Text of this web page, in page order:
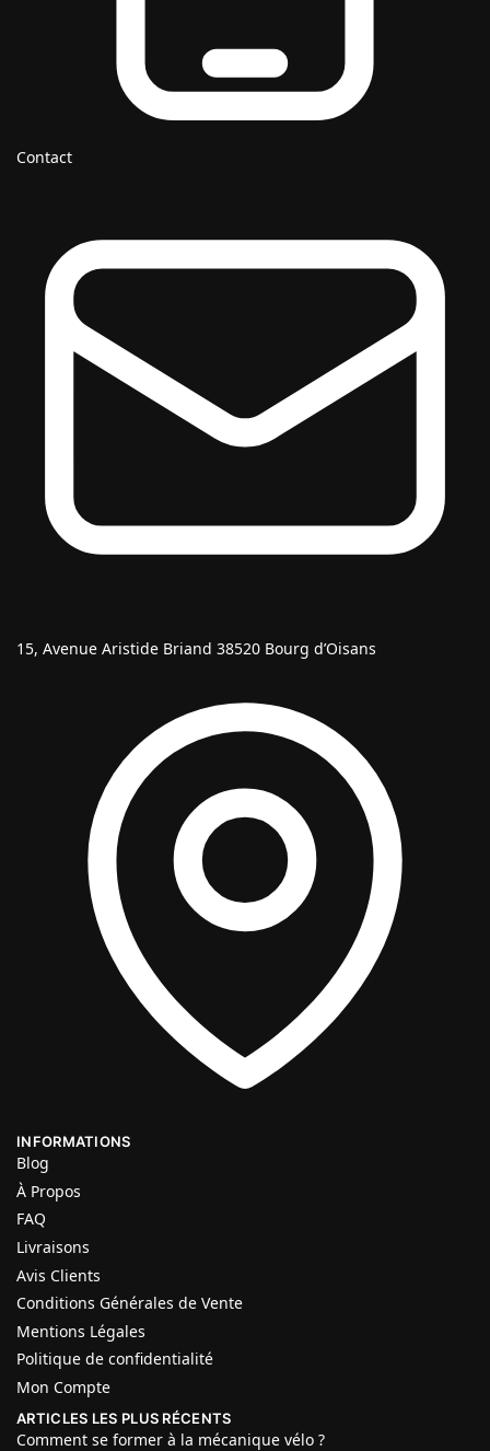
Contact
15, Avenue Aristide Briand 38520 Bourg d’Oisans
INFORMATIONS
Blog
À Propos
FAQ
Livraisons
Avis Clients
Conditions Générales de Vente
Mentions Légales
Politique de confidentialité
Mon Compte
ARTICLES LES PLUS RÉCENTS
Comment se former à la mécanique vélo ?